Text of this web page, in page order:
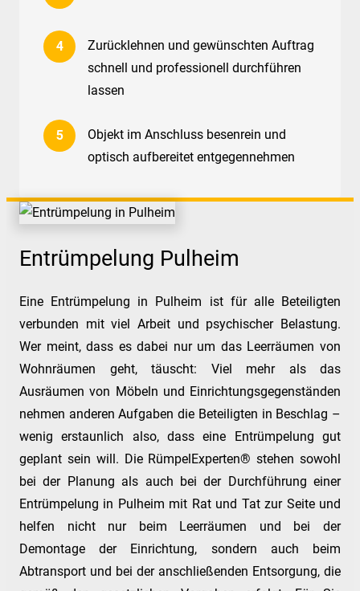
Zurücklehnen und gewünschten Auftrag
schnell und professionell durchführen
lassen
Objekt im Anschluss besenrein und
optisch aufbereitet entgegennehmen
Entrümpelung Pulheim
Eine Entrümpelung in Pulheim ist für alle Beteiligten
verbunden mit viel Arbeit und psychischer Belastung.
Wer meint, dass es dabei nur um das Leerräumen von
Wohnräumen geht, täuscht: Viel mehr als das
Ausräumen von Möbeln und Einrichtungsgegenständen
nehmen anderen Aufgaben die Beteiligten in Beschlag –
wenig erstaunlich also, dass eine Entrümpelung gut
geplant sein will. Die RümpelExperten® stehen sowohl
bei der Planung als auch bei der Durchführung einer
Entrümpelung in Pulheim mit Rat und Tat zur Seite und
helfen nicht nur beim Leerräumen und bei der
Demontage der Einrichtung, sondern auch beim
Abtransport und bei der anschließenden Entsorgung, die